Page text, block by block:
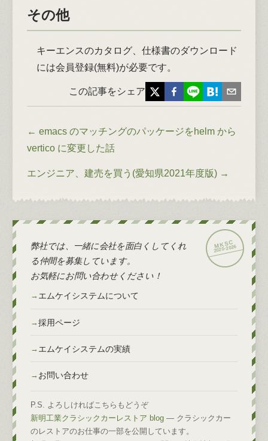
その他
キーエンスのカタログ、仕様書のダウンロード
には会員登録(無料)が必要です。
この記事をシェア
← emacs のマッチングのパッケージをhelm から
vertico に変更した話
エンジニア、建売を買う(愛知県2021年度版) →
2020-2026
弊社では、一緒に会社を面白くしてくれ
る仲間を募集しています。
お気軽にお問い合わせください！
エムケイシステムについて
採用ページ
エムケイシステムの実績
お問い合わせ
P.S. よろしければこちらもどうぞ
新明工業クラシックカーレストア blog — クラシックカー
のレストアのお仕事の一部を公開しています。